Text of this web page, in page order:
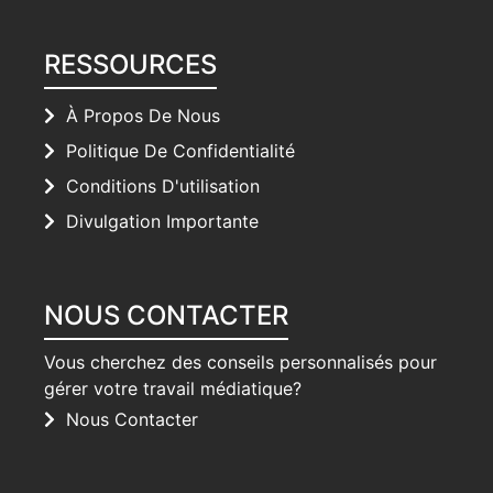
RESSOURCES
À Propos De Nous
Politique De Confidentialité
Conditions D'utilisation
Divulgation Importante
NOUS CONTACTER
Vous cherchez des conseils personnalisés pour
gérer votre travail médiatique?
Nous Contacter